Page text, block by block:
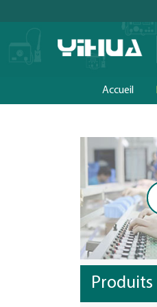
Accueil
Produits